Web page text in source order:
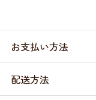
お支払い方法
配送方法